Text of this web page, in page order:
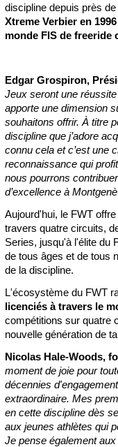
discipline depuis près
Xtreme Verbier en
monde FIS de freeride
Edgar Grospiron,
Jeux seront une réussite
apporte une dimension
souhaitons offrir. À titre
discipline que j’adore
connu cela et c’est une
reconnaissance qui
nous pourrons
d’excellence à
Aujourd'hui, le FWT
travers quatre circuits,
Series, jusqu'à l'élite du
de tous âges et de tous
de la discipline.
L'écosystème du FWT
licenciés à travers le
compétitions sur quatre
nouvelle génération de
Nicolas Hale-Woods,
moment de joie pour
décennies
extraordinaire. Mes
en cette discipline dès
aux jeunes athlètes qui
Je pense également